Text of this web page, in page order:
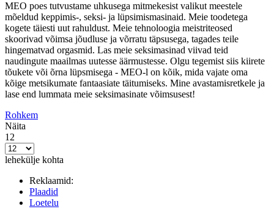
MEO poes tutvustame uhkusega mitmekesist valikut meestele
mõeldud keppimis-, seksi- ja lüpsimismasinaid. Meie toodetega
kogete täiesti uut rahuldust. Meie tehnoloogia meistriteosed
skoorivad võimsa jõudluse ja võrratu täpsusega, tagades teile
hingematvad orgasmid. Las meie seksimasinad viivad teid
naudingute maailmas uutesse äärmustesse. Olgu tegemist siis kiirete
tõukete või õrna lüpsmisega - MEO-l on kõik, mida vajate oma
kõige metsikumate fantaasiate täitumiseks. Mine avastamisretkele ja
lase end lummata meie seksimasinate võimsusest!
Rohkem
Näita
12
lehekülje kohta
Reklaamid:
Plaadid
Loetelu